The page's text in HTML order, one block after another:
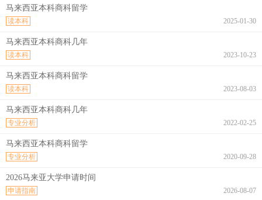
马来西亚本科商科留学
2025-01-30
读本科
马来西亚本科商科几年
2023-10-23
读本科
马来西亚本科商科留学
2023-08-03
读本科
马来西亚本科商科几年
2022-02-25
专业分析
马来西亚本科商科留学
2020-09-28
专业分析
2026马来亚大学申请时间
2026-08-07
申请指南